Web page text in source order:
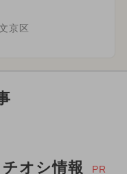
京区
オシ情報 PR